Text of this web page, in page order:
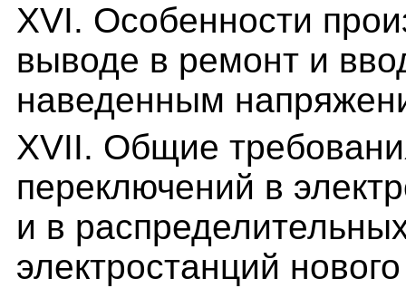
XVI. Особенности
выводе в ремонт и
наведенным
XVII. Общие
переключений в
и в
электростанций